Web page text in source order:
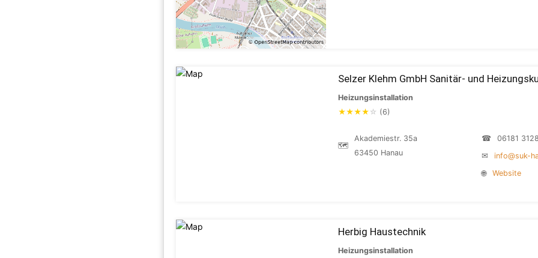
Selzer Klehm GmbH Sanitär- und
Heizungsinstallation
★★★★ ☆ (6)
🗺
Akademiestr. 35a
63450 Hanau
☎
06181
✉
info@suk-
🌐
Website
Herbig Haustechnik
Heizungsinstallation